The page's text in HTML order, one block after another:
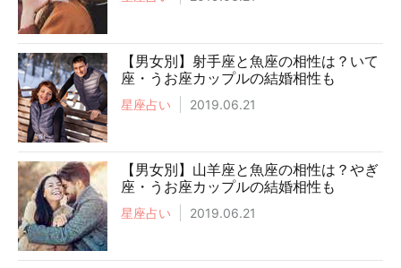
【男女別】射手座と魚座の相性は？いて
座・うお座カップルの結婚相性も
星座占い 2019.06.21
【男女別】山羊座と魚座の相性は？やぎ
座・うお座カップルの結婚相性も
星座占い 2019.06.21